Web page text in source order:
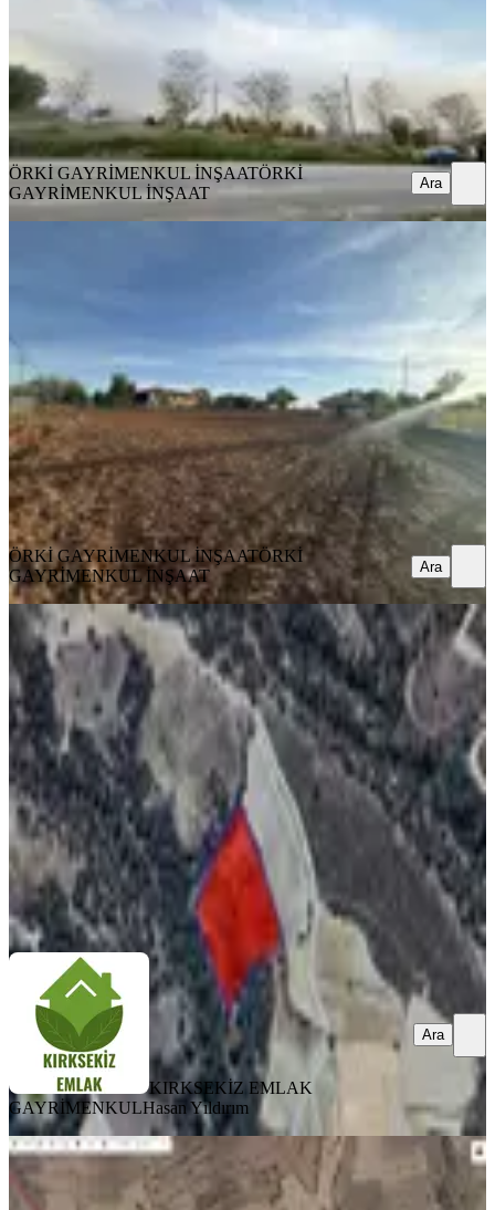
ÖRKİ GAYRİMENKUL İNŞAATÖRKİ GAYRİMENKUL
İNŞAAT
Ara
ÖRKİ GAYRİMENKUL İNŞAATÖRKİ
GAYRİMENKUL İNŞAAT
Ara
Kale Belenköy De Denize 1 Saat
10550 m²
·12.05.2026
8.350.000 ₺
ÖRKİ GAYRİMENKUL İNŞAAT ÖRKİ GAYRİMENKUL
İNŞAAT
Ara
ÖRKİ GAYRİMENKUL İNŞAATÖRKİ
GAYRİMENKUL İNŞAAT
Ara
Denizli Kale Esenkaya'da Yatırımlık
Satılık 11.342 M² Tarla...
Kale, Esenkaya Mahallesi
148/m² · 11.04.2026
1.675.000 ₺
KIRKSEKİZ EMLAK GAYRİMENKUL Hasan Yıldırım
Ara
KIRKSEKİZ EMLAK
GAYRİMENKULHasan Yıldırım
Ara
YOLA YAKIN
%
Kale Adamharmanın'da Yola Yakın
1609m2 Tek Tapu Fırsat Tarla